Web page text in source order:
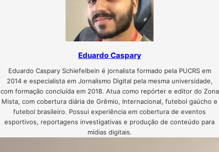
Eduardo Caspary
Eduardo Caspary Schiefelbein é jornalista formado pela PUCRS em
2014 e especialista em Jornalismo Digital pela mesma universidade,
com formação concluída em 2018. Atua como repórter e editor do Zona
Mista, com cobertura diária de Grêmio, Internacional, futebol gaúcho e
futebol brasileiro. Possui experiência em cobertura de eventos
esportivos, reportagens investigativas e produção de conteúdo para
mídias digitais.